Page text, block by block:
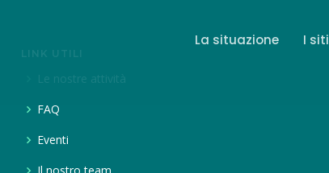
La situazione I siti
LINK UTILI
Le nostre attività
FAQ
Eventi